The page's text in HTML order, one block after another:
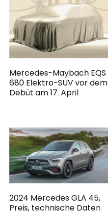
Mercedes-Maybach EQS
680 Elektro-SUV vor dem
Debüt am 17. April
2024 Mercedes GLA 45,
Preis, technische Daten